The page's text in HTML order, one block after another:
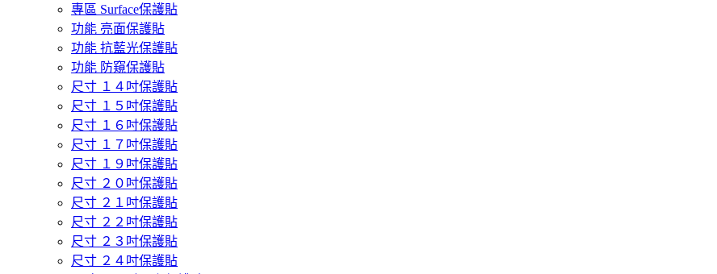
專區 Surface保護貼
功能 亮面保護貼
功能 抗藍光保護貼
功能 防窺保護貼
尺寸 １４吋保護貼
尺寸 １５吋保護貼
尺寸 １６吋保護貼
尺寸 １７吋保護貼
尺寸 １９吋保護貼
尺寸 ２０吋保護貼
尺寸 ２１吋保護貼
尺寸 ２２吋保護貼
尺寸 ２３吋保護貼
尺寸 ２４吋保護貼